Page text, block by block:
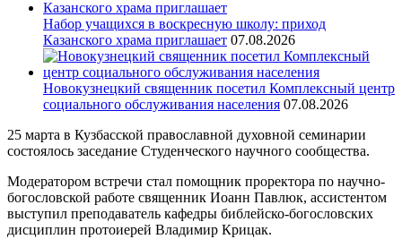
Набор учащихся в воскресную школу: приход
Казанского храма приглашает 07.08.2026
Новокузнецкий священник посетил Комплексный центр
социального обслуживания населения 07.08.2026
25 марта в Кузбасской православной духовной семинарии
состоялось заседание Студенческого научного сообщества.
Модератором встречи стал помощник проректора по научно-
богословской работе священник Иоанн Павлюк, ассистентом
выступил преподаватель кафедры библейско-богословских
дисциплин протоиерей Владимир Крицак.